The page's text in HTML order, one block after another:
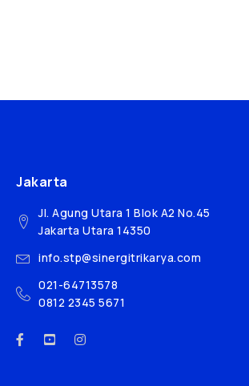
Jakarta
Jl. Agung Utara 1 Blok A2 No.45
Jakarta Utara 14350
info.stp@sinergitrikarya.com
021-64713578
0812 2345 5671